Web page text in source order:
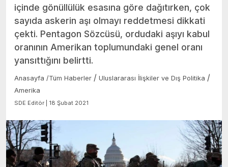
içinde gönüllülük esasına göre dağıtırken, çok
sayıda askerin aşı olmayı reddetmesi dikkati
çekti. Pentagon Sözcüsü, ordudaki aşıyı kabul
oranının Amerikan toplumundaki genel oranı
yansıttığını belirtti.
Anasayfa /Tüm Haberler / Uluslararası İlişkiler ve Dış Politika /
Amerika
SDE Editör | 18 Şubat 2021